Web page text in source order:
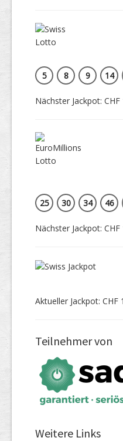
5
8 9 14
Nächster Jackpot:
25
30 34 46
Nächster Jackpot:
Aktueller Jackpot: CHF
Teilnehmer von
Weitere Links